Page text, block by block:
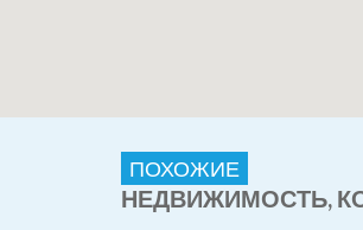
ПОХОЖИЕ
НЕДВИЖИМОСТЬ,